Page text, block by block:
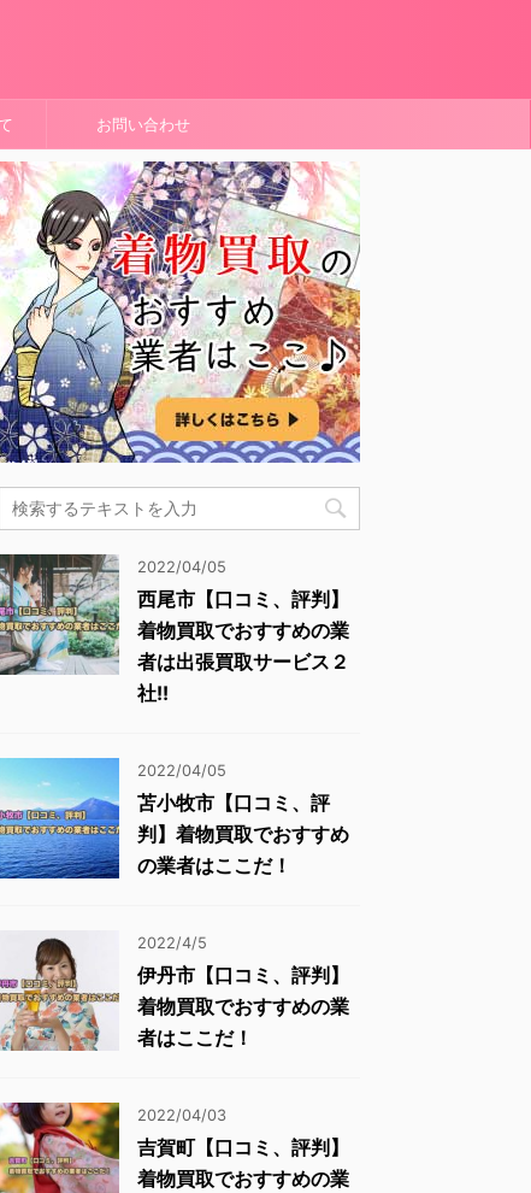
お問い合わせ
2022/04/05
西尾市【口コミ、評判】
着物買取でおすすめの業
者は出張買取サービス２
社!!
2022/04/05
苫小牧市【口コミ、評
判】着物買取でおすすめ
の業者はここだ！
2022/4/5
伊丹市【口コミ、評判】
着物買取でおすすめの業
者はここだ！
2022/04/03
吉賀町【口コミ、評判】
着物買取でおすすめの業